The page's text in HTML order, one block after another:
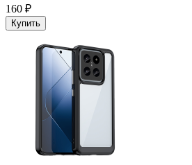
160 ₽
Купить